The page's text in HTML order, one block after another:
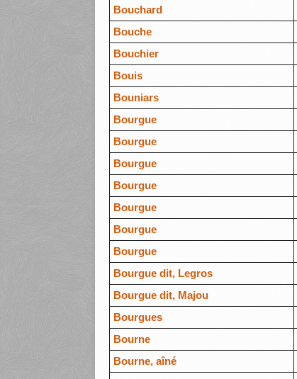
Bouchard
Bouche
Bouchier
Bouis
Bouniars
Bourgue
Bourgue
Bourgue
Bourgue
Bourgue
Bourgue
Bourgue
Bourgue dit, Legros
Bourgue dit, Majou
Bourgues
Bourne
Bourne, aîné